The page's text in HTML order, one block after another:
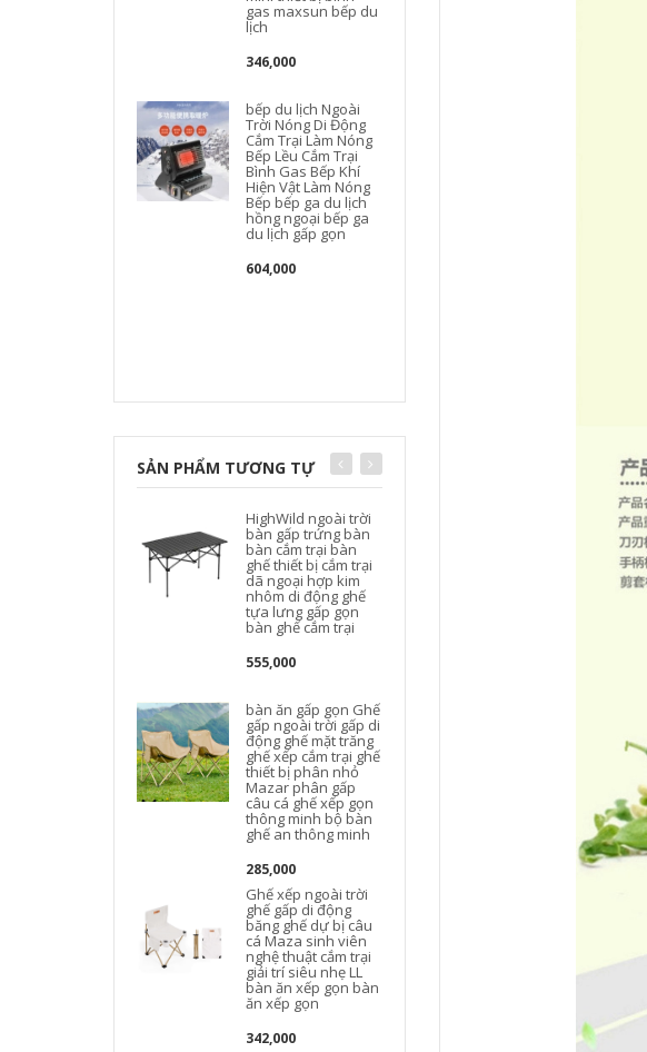
gas maxsun bếp du
lịch
346,000
bếp du lịch Ngoài
Trời Nóng Di Động
Cắm Trại Làm Nóng
Bếp Lều Cắm Trại
Bình Gas Bếp Khí
Hiện Vật Làm Nóng
Bếp bếp ga du lịch
hồng ngoại bếp ga
du lịch gấp gọn
604,000
SẢN PHẨM TƯƠNG TỰ
HighWild ngoài trời
bàn gấp trứng bàn
bàn cắm trại bàn
ghế thiết bị cắm trại
dã ngoại hợp kim
nhôm di động ghế
tựa lưng gấp gọn
bàn ghế cắm trại
555,000
bàn ăn gấp gọn Ghế
gấp ngoài trời gấp di
động ghế mặt trăng
ghế xếp cắm trại ghế
thiết bị phân nhỏ
Mazar phân gấp
câu cá ghế xếp gọn
thông minh bộ bàn
ghế an thông minh
285,000
Ghế xếp ngoài trời
ghế gấp di động
băng ghế dự bị câu
cá Maza sinh viên
nghệ thuật cắm trại
giải trí siêu nhẹ LL
bàn ăn xếp gọn bàn
ăn xếp gọn
342,000
bộ bàn ghế học sinh
ngoài trời, bàn cuộn
trứng gấp hợp kim
nhôm di động ghế
sofa gấp gọn bàn
Nhôm Dã Ngoại BBQ
Lái Xe ghế gấp gọn
bộ bàn ghế an